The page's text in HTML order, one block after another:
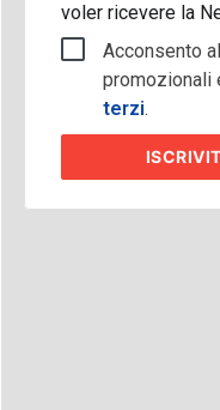
voler ricevere la
Acconsento
promozionali
terzi.